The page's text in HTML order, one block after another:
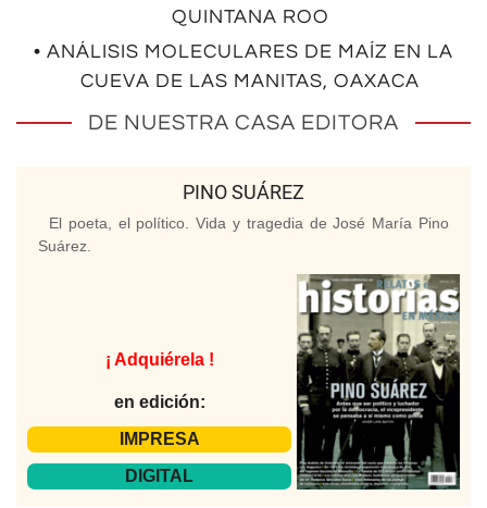
QUINTANA ROO
• ANÁLISIS MOLECULARES DE MAÍZ EN LA
CUEVA DE LAS MANITAS, OAXACA
DE NUESTRA CASA EDITORA
PINO SUÁREZ
El poeta, el político. Vida y tragedia de José María Pino
Suárez.
¡ Adquiérela !
en edición:
IMPRESA
DIGITAL